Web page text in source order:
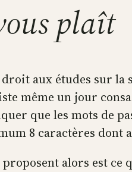
plaît
droit aux études sur
même un jour
que les mots de
8 caractères dont
alors est ce